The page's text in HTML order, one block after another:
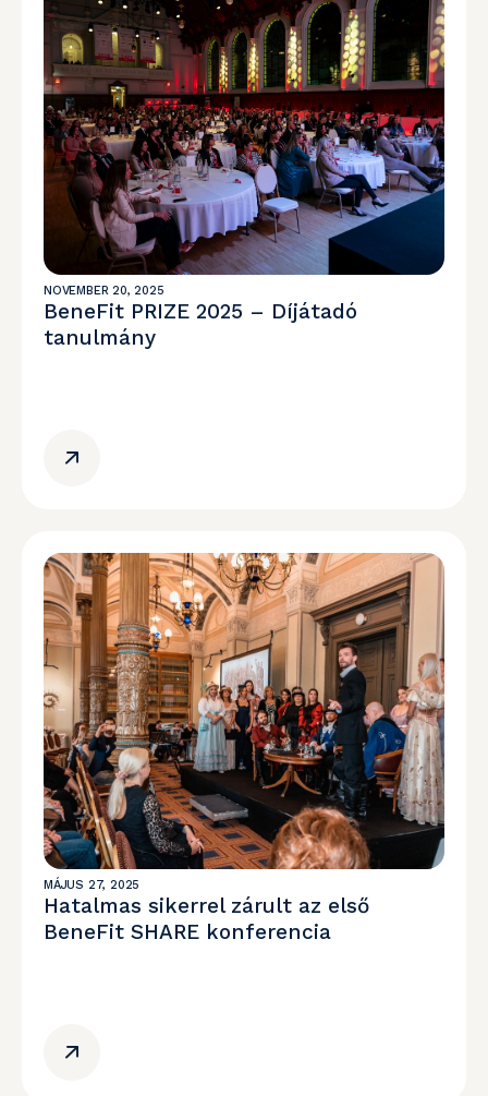
NOVEMBER 20, 2025
BeneFit PRIZE 2025 – Díjátadó
tanulmány
MÁJUS 27, 2025
Hatalmas sikerrel zárult az első
BeneFit SHARE konferencia